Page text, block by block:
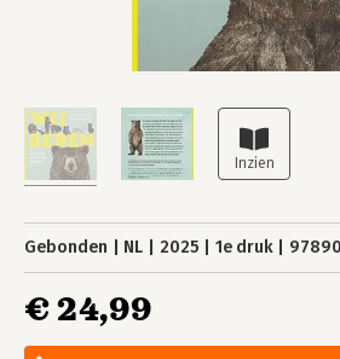
Gebonden NL 2025 1e druk
€ 24,99